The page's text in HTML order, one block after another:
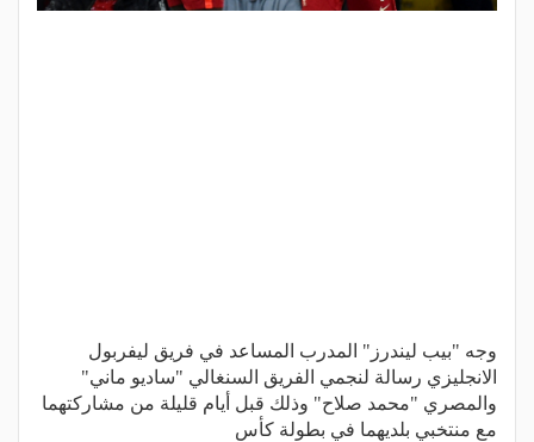
وجه "بيب ليندرز" المدرب المساعد في فريق ليفربول
الانجليزي رسالة لنجمي الفريق السنغالي "ساديو ماني"
والمصري "محمد صلاح" وذلك قبل أيام قليلة من مشاركتهما
مع منتخبي بلديهما في بطولة كأس